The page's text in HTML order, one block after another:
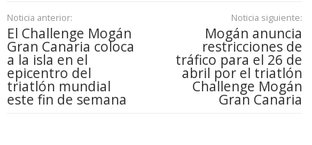
Noticia anterior:
El Challenge Mogán
Gran Canaria coloca
a la isla en el
epicentro del
triatlón mundial
este fin de semana
Noticia siguiente:
Mogán anuncia
restricciones de
tráfico para el 26 de
abril por el triatlón
Challenge Mogán
Gran Canaria